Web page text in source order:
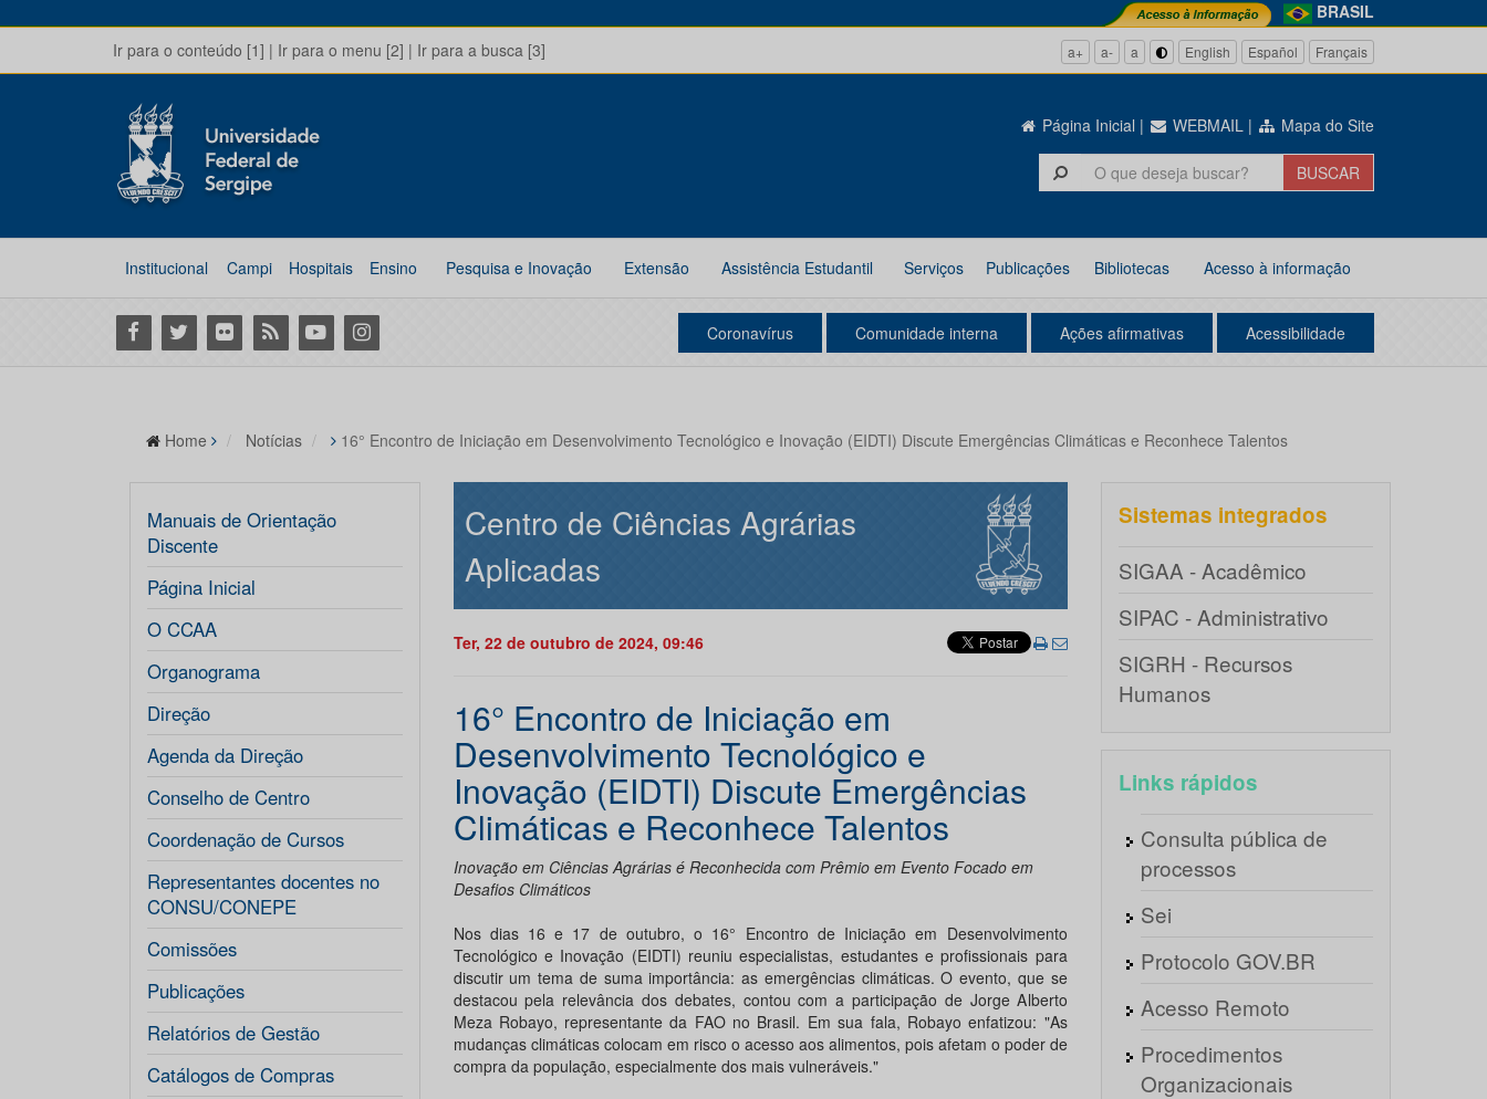
BRASIL
Ir para o conteúdo [1] | Ir para o menu [2] | Ir para a busca [3] a+ a- a English Español Français
Página Inicial | WEBMAIL | Mapa do Site
Institucional Campi Hospitais Ensino Pesquisa e Inovação Extensão Assistência Estudantil Serviços Publicações Bibliotecas Acesso à informação
Facebook
Twitter Flickr RSS YoutubeInstagram Coronavírus Comunidade interna Ações afirmativas Acessibilidade
Home Notícias 16° Encontro de Iniciação em Desenvolvimento Tecnológico e Inovação (EIDTI) Discute Emergências Climáticas e Reconhece Talentos
Manuais de Orientação
Discente
Página Inicial
O CCAA
Organograma
Direção
Agenda da Direção
Conselho de Centro
Coordenação de Cursos
Representantes docentes no
CONSU/CONEPE
Comissões
Publicações
Relatórios de Gestão
Catálogos de Compras
Centro de Ciências Agrárias
Aplicadas
Ter, 22 de outubro de 2024, 09:46
16° Encontro de Iniciação em
Desenvolvimento Tecnológico e
Inovação (EIDTI) Discute Emergências
Climáticas e Reconhece Talentos
Inovação em Ciências Agrárias é Reconhecida com Prêmio em Evento Focado em
Desafios Climáticos
Nos dias 16 e 17 de outubro, o 16° Encontro de Iniciação em Desenvolvimento
Tecnológico e Inovação (EIDTI) reuniu especialistas, estudantes e profissionais para
discutir um tema de suma importância: as emergências climáticas. O evento, que se
destacou pela relevância dos debates, contou com a participação de Jorge Alberto
Meza Robayo, representante da FAO no Brasil. Em sua fala, Robayo enfatizou: "As
mudanças climáticas colocam em risco o acesso aos alimentos, pois afetam o poder de
compra da população, especialmente dos mais vulneráveis."
Sistemas integrados
SIGAA - Acadêmico
SIPAC - Administrativo
SIGRH - Recursos
Humanos
Links rápidos
Consulta pública de
processos
Sei
Protocolo GOV.BR
Acesso Remoto
Procedimentos
Organizacionais